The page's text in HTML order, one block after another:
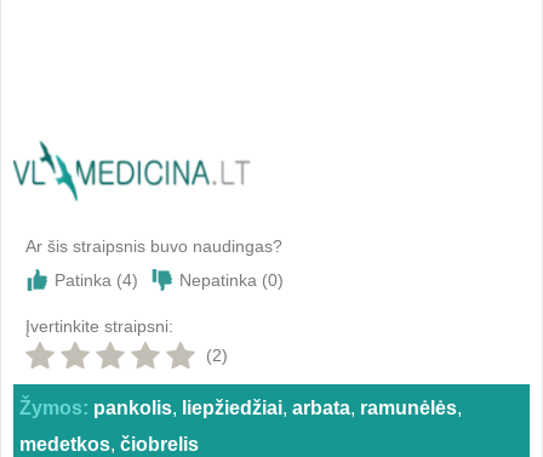
Ar šis straipsnis buvo naudingas?
Patinka (4) Nepatinka (0)
Įvertinkite straipsni:
(2)
Žymos: pankolis, liepžiedžiai, arbata, ramunėlės,
medetkos, čiobrelis